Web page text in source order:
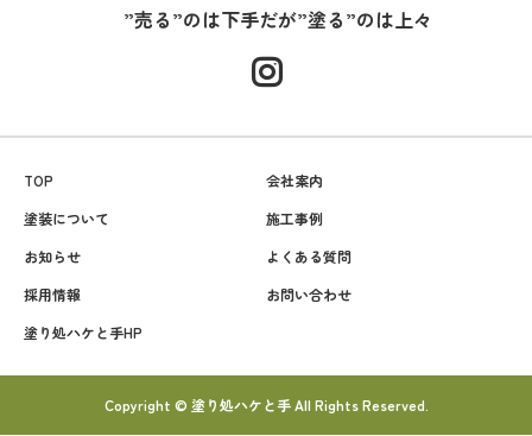
”売る”のは下手だが”塗る”のは上々
TOP
会社案内
塗装について
施工事例
お知らせ
よくある質問
採用情報
お問い合わせ
塗り処ハケと手HP
Copyright © 塗り処ハケと手 All Rights Reserved.